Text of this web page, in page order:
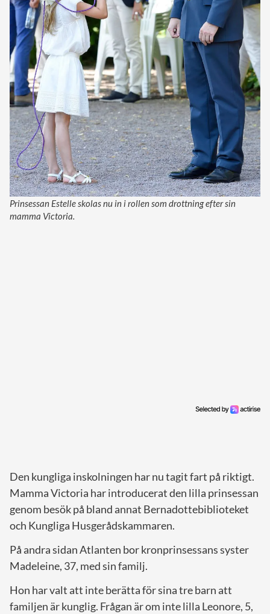
Prinsessan Estelle skolas nu in i rollen som drottning efter sin
mamma Victoria.
Den kungliga inskolningen har nu tagit fart på riktigt.
Mamma Victoria har introducerat den lilla prinsessan
genom besök på bland annat Bernadottebiblioteket
och Kungliga Husgerådskammaren.
På andra sidan Atlanten bor kronprinsessans syster
Madeleine, 37, med sin familj.
Hon har valt att inte berätta för sina tre barn att
familjen är kunglig. Frågan är om inte lilla Leonore, 5,